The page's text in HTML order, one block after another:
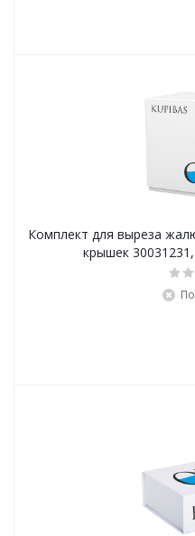
Комплект для выреза
крышек